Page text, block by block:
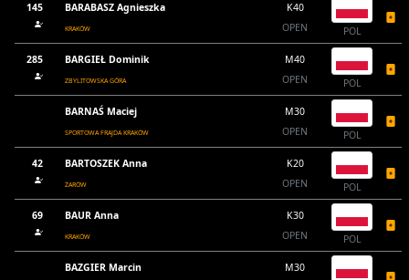
145 BARABASZ Agnieszka
KRAKÓW
K40
OPEN
POL
285 BARGIEŁ Dominik
ZBYLITOWSKA GÓRA
M40
OPEN
POL
BARNAŚ Maciej
SPORTOWA FRAJDA KRAKÓW
M30
OPEN
POL
42 BARTOSZEK Anna
ŻARÓW
K20
OPEN
POL
69 BAUR Anna
KRAKÓW
K30
OPEN
POL
BAZGIER Marcin
M30